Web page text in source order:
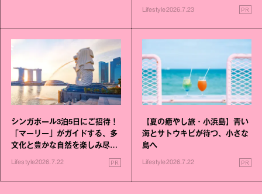
Lifestyle2026.7.23 PR
シンガポール3泊5日にご招待！
「マーリー」がガイドする、多
文化と豊かな自然を楽しみ尽く
Lifestyle2026.7.22 PR
【夏の癒やし旅・小浜島】青い
海とサトウキビが待つ、小さな
島へ
Lifestyle2026.7.22 PR